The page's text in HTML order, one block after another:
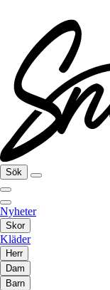
Sök
Nyheter
Skor
Kläder
Herr
Dam
Barn